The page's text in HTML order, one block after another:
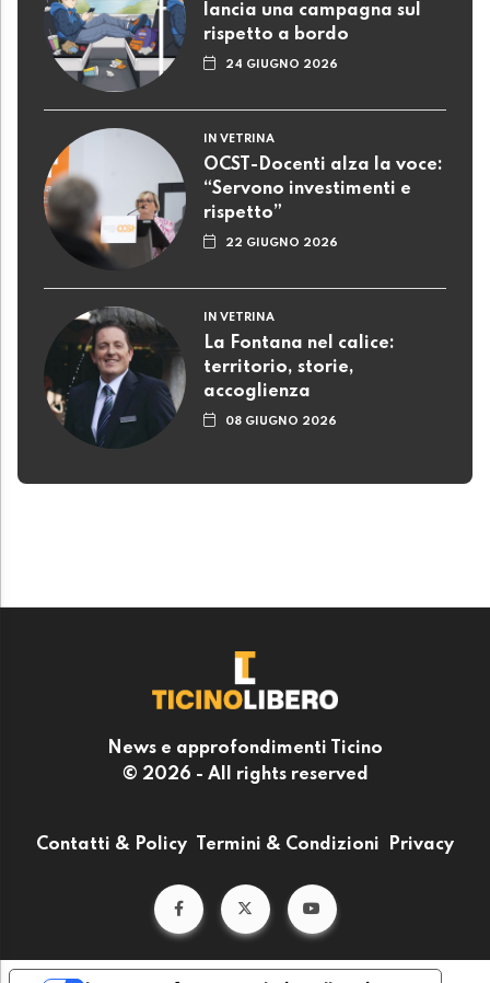
lancia una campagna sul
rispetto a bordo
24 GIUGNO 2026
IN VETRINA
OCST-Docenti alza la voce:
“Servono investimenti e
rispetto”
22 GIUGNO 2026
IN VETRINA
La Fontana nel calice:
territorio, storie,
accoglienza
08 GIUGNO 2026
News e approfondimenti Ticino
© 2026 - All rights reserved
Contatti & Policy Termini & Condizioni Privacy